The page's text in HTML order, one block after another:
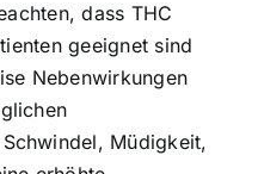
dass THC
geeignet sind
Nebenwirkungen
Müdigkeit,